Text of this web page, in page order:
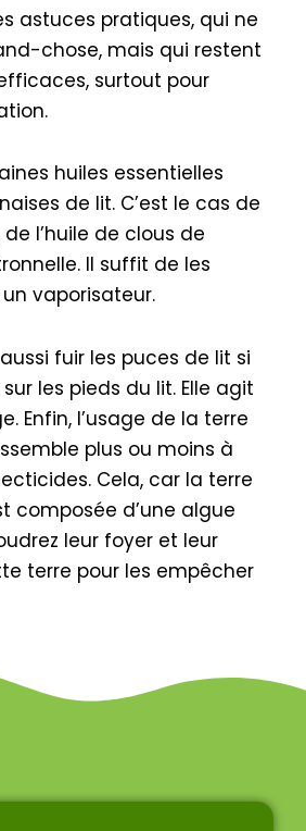
astuces pratiques, qui ne
chose, mais qui restent
surtout pour
huiles essentielles
de lit. C’est le cas de
l’huile de clous de
Il suffit de les
vaporisateur.
fuir les puces de lit si
les pieds du lit. Elle agit
Enfin, l’usage de la terre
plus ou moins à
Cela, car la terre
composée d’une algue
leur foyer et leur
terre pour les empêcher